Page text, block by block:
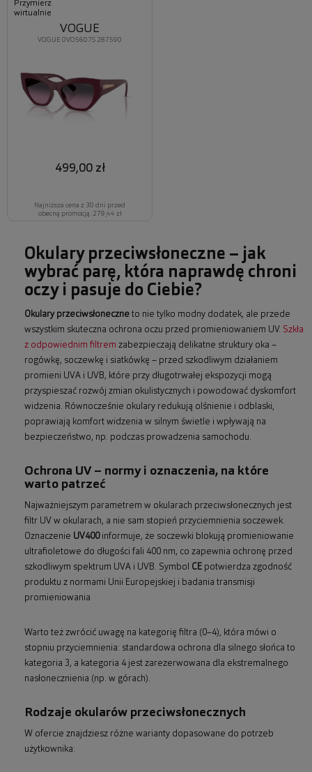
Przymierz
wirtualnie
VOGUE 0VO5607S 287590
VOGUE
499,00 zł
Najniższa cena z 30 dni przed
obecną promocją: 279,44 zł
Okulary przeciwsłoneczne – jak
wybrać parę, która naprawdę chroni
oczy i pasuje do Ciebie?
Okulary przeciwsłoneczne to nie tylko modny dodatek, ale przede
wszystkim skuteczna ochrona oczu przed promieniowaniem UV. Szkła
z odpowiednim filtrem zabezpieczają delikatne struktury oka –
rogówkę, soczewkę i siatkówkę – przed szkodliwym działaniem
promieni UVA i UVB, które przy długotrwałej ekspozycji mogą
przyspieszać rozwój zmian okulistycznych i powodować dyskomfort
widzenia. Równocześnie okulary redukują olśnienie i odblaski,
poprawiają komfort widzenia w silnym świetle i wpływają na
bezpieczeństwo, np. podczas prowadzenia samochodu.
Ochrona UV – normy i oznaczenia, na które
warto patrzeć
Najważniejszym parametrem w okularach przeciwsłonecznych jest
filtr UV w okularach, a nie sam stopień przyciemnienia soczewek.
Oznaczenie UV400informuje, że soczewki blokują promieniowanie
ultrafioletowe do długości fali 400 nm, co zapewnia ochronę przed
szkodliwym spektrum UVA i UVB. Symbol CE potwierdza zgodność
produktu z normami Unii Europejskiej i badania transmisji
promieniowania
Warto też zwrócić uwagę na kategorię filtra (0–4), która mówi o
stopniu przyciemnienia: standardowa ochrona dla silnego słońca to
kategoria 3, a kategoria 4 jest zarezerwowana dla ekstremalnego
nasłonecznienia (np. w górach).
Rodzaje okularów przeciwsłonecznych
W ofercie znajdziesz różne warianty dopasowane do potrzeb
użytkownika: